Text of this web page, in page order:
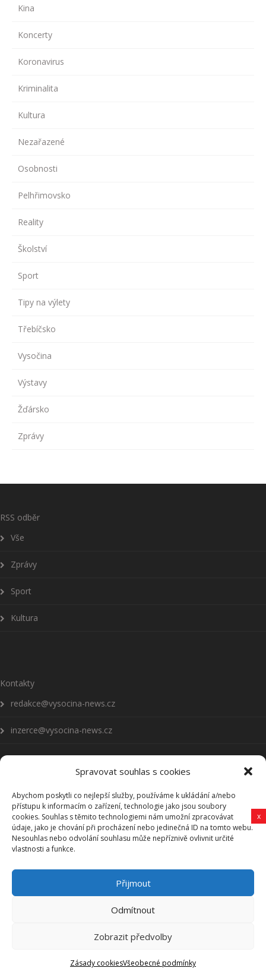
Spravovat souhlas s cookies
Abychom poskytli co nejlepší služby, používáme k ukládání a/nebo
přístupu k informacím o zařízení, technologie jako jsou soubory
cookies. Souhlas s těmito technologiemi nám umožní zpracovávat
údaje, jako je chování při procházení nebo jedinečná ID na tomto webu.
Nesouhlas nebo odvolání souhlasu může nepříznivě ovlivnit určité
vlastnosti a funkce.
Přijmout
Odmítnout
Zobrazit předvolby
Zásady cookiesVšeobecné podmínky
Kina
Koncerty
Koronavirus
Kriminalita
Kultura
Nezařazené
Osobnosti
Pelhřimovsko
Reality
Školství
Sport
Tipy na výlety
Třebíčsko
Vysočina
Výstavy
Žďársko
Zprávy
RSS odběr
Vše
Zprávy
Sport
Kultura
Kontakty
redakce@vysocina-news.cz
inzerce@vysocina-news.cz
Přihlásit se k odběru novinek
Všeobecné podmínky
Vysočina-news.cz
Zpravodajství z Vysočiny
x